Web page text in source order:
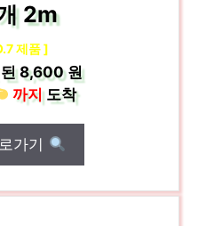
2m
제품 ]
8,600 원
까지도착
가기